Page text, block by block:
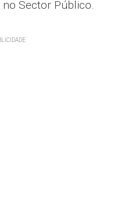
Sector Público.